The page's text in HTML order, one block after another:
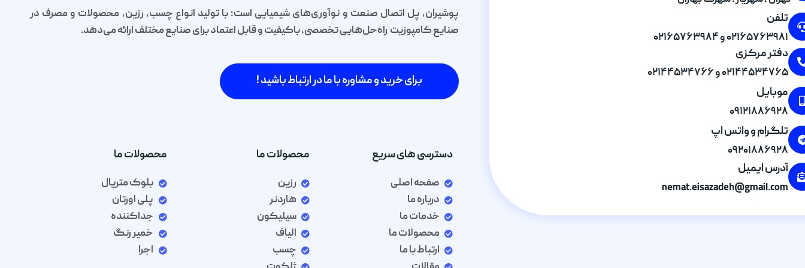
تلفن
۰۲۱۶۵۷۶۳۹۸۱ و ۰۲۱۶۵۷۶۳۹۸۴
دفتر مرکزی
۰۲۱۴۴۵۳۴۷۶۵ و ۰۲۱۴۴۵۳۴۷۶۶
موبایل
۰۹۱۲۱۸۸۶۹۲۸
تلگرام و واتس اپ
۰۹۲۰۱۸۸۶۹۲۸
آدرس ایمیل
nemat.eisazadeh@gmail.com
پوشیران، پل اتصال صنعت و نوآوری‌های شیمیایی است؛ با تولید انواع چسب، رزین، محصولات و مصرف در
صنایع کامپوزیت راه‌حل‌هایی تخصصی، باکیفیت و قابل اعتماد برای صنایع مختلف ارائه می‌دهد.
برای خرید و مشاوره با ما در ارتباط باشید !
دسترسی های سریع
صفحه اصلی
درباره ما
خدمات ما
محصولات ما
ارتباط با ما
محصولات ما
رزین
هاردنر
سیلیکون
الیاف
چسب
محصولات ما
بلوک متریال
پلی اورتان
جداکننده
خمیر رنگ
اجرا